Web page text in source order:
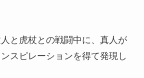
と虎杖との戦闘中に、真人が
ンスピレーションを得て発現し